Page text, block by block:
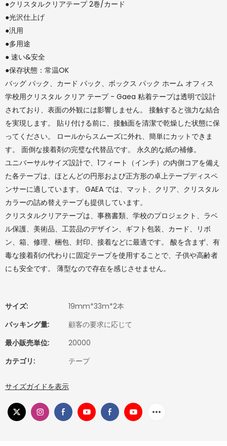
●クリスタルクリアテープ 2巻/カード
●光沢仕上げ
●汎用
●多用途
● 速い&安全
●保存状態：常温OK
バッグ パック、カード パック、ボックス パック ホーム オフィス
学校用クリスタル クリア テープ - Gaea 粘着テープは透明で設計
されており、表面の外観には影響しません。 接触すると強力な結合
を実現します。 貼り付ける前に、接触面を清潔で乾燥した状態に保
ってください。 ロールからスムーズに外れ、簡単にカットできま
す。 面倒な接着剤の完璧な代替品です。 永久的な紙の補修。
ユニバーサルサイズ設計で、1フィート（インチ）の内側コアを備え
た各テープは、ほとんどの円形および正方形の卓上テープディスペ
ンサーに適しています。 GAEA では、マット、クリア、クリスタル
カラーの詰め替えテープも提供しています。
クリスタルクリアテープは、事務書類、学校のプロジェクト、ラベ
ル保護、美術品、工芸品のデザイン、ギフト包装、カード、リボ
ン、箱、修理、梱包、封印、接着などに最適です。 酸を含まず、有
毒な接着剤の代わりに固定テープを使用することで、子供や高齢者
にも安全です。 薄型なので存在を感じさせません。
サイズ:
19mm*33m*2本
パッキング量:
顧客の要求に応じて
最小販売単位:
20000
カテゴリ:
テープ
サイズガイドを表示